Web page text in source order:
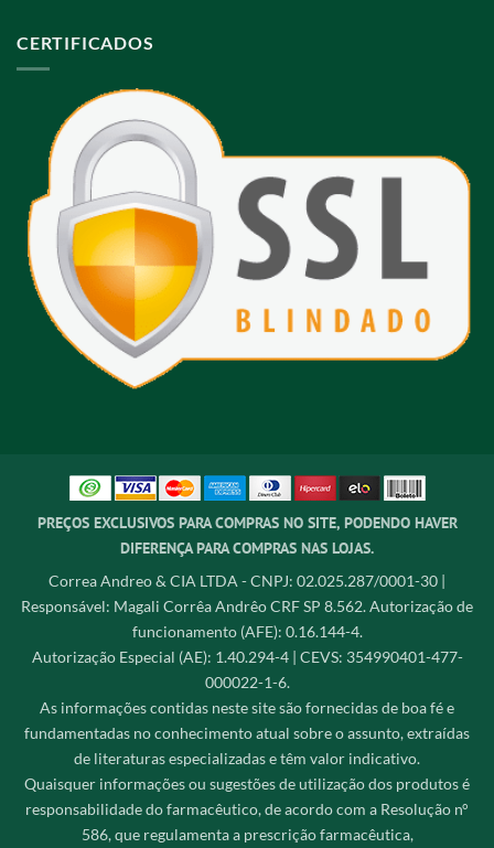
CERTIFICADOS
PREÇOS EXCLUSIVOS PARA COMPRAS NO SITE, PODENDO HAVER
DIFERENÇA PARA COMPRAS NAS LOJAS.
Correa Andreo & CIA LTDA - CNPJ: 02.025.287/0001-30 |
Responsável: Magali Corrêa Andrêo CRF SP 8.562. Autorização de
funcionamento (AFE): 0.16.144-4.
Autorização Especial (AE): 1.40.294-4 | CEVS: 354990401-477-
000022-1-6.
As informações contidas neste site são fornecidas de boa fé e
fundamentadas no conhecimento atual sobre o assunto, extraídas
de literaturas especializadas e têm valor indicativo.
Quaisquer informações ou sugestões de utilização dos produtos é
responsabilidade do farmacêutico, de acordo com a Resolução n°
586, que regulamenta a prescrição farmacêutica,